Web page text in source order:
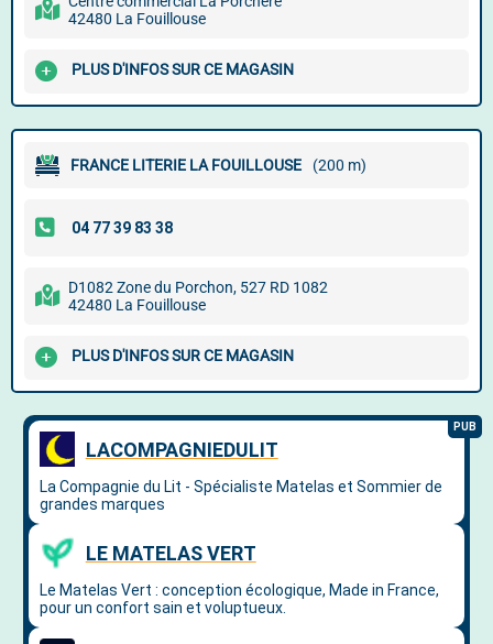
42480 La Fouillouse
PLUS D'INFOS SUR CE MAGASIN
FRANCE LITERIE LA FOUILLOUSE (200 m)
D1082 Zone du Porchon, 527 RD 1082
42480 La Fouillouse
PLUS D'INFOS SUR CE MAGASIN